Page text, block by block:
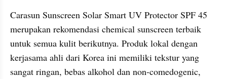
Carasun Sunscreen Solar Smart UV Protector SPF 45
merupakan rekomendasi chemical sunscreen terbaik
untuk semua kulit berikutnya. Produk lokal dengan
kerjasama ahli dari Korea ini memiliki tekstur yang
sangat ringan, bebas alkohol dan non-comedogenic,